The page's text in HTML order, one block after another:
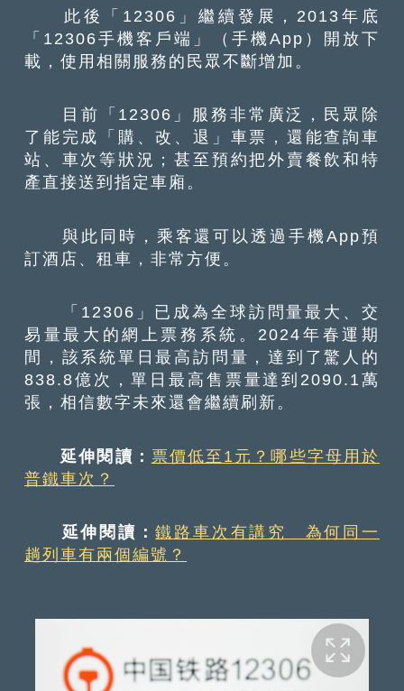
此後「12306」繼續發展，2013年底
「12306手機客戶端」（手機App）開放下
載，使用相關服務的民眾不斷增加。
目前「12306」服務非常廣泛，民眾除
了能完成「購、改、退」車票，還能查詢車
站、車次等狀況；甚至預約把外賣餐飲和特
產直接送到指定車廂。
與此同時，乘客還可以透過手機App預
訂酒店、租車，非常方便。
「12306」已成為全球訪問量最大、交
易量最大的網上票務系統。2024年春運期
間，該系統單日最高訪問量，達到了驚人的
838.8億次，單日最高售票量達到2090.1萬
張，相信數字未來還會繼續刷新。
延伸閱讀： 票價低至1元？哪些字母用於
普鐵車次？
延伸閱讀：鐵路車次有講究 為何同一
趟列車有兩個編號？